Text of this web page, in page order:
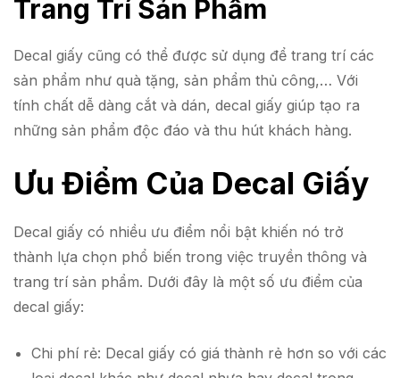
Trang Trí Sản Phẩm
Decal giấy cũng có thể được sử dụng để trang trí các
sản phẩm như quà tặng, sản phẩm thủ công,… Với
tính chất dễ dàng cắt và dán, decal giấy giúp tạo ra
những sản phẩm độc đáo và thu hút khách hàng.
Ưu Điểm Của Decal Giấy
Decal giấy có nhiều ưu điểm nổi bật khiến nó trở
thành lựa chọn phổ biến trong việc truyền thông và
trang trí sản phẩm. Dưới đây là một số ưu điểm của
decal giấy:
Chi phí rẻ: Decal giấy có giá thành rẻ hơn so với các